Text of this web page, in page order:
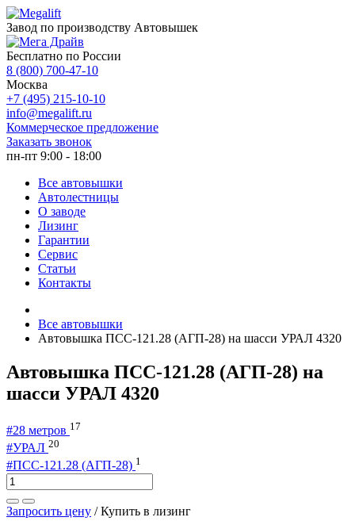
Завод по производству Автовышек
Бесплатно по России
8 (800) 700-47-10
Москва
+7 (495) 215-10-10
info@megalift.ru
Коммерческое предложение
Заказать звонок
пн-пт 9:00 - 18:00
Все автовышки
Автолестницы
О заводе
Лизинг
Гарантии
Сервис
Статьи
Контакты
Все автовышки
Автовышка ПСС-121.28 (АГП-28) на шасси УРАЛ 4320
Автовышка ПСС-121.28 (АГП-28) на
шасси УРАЛ 4320
#28 метров 17
#УРАЛ 20
#ПСС-121.28 (АГП-28) 1
Запросить цену / Купить в лизинг